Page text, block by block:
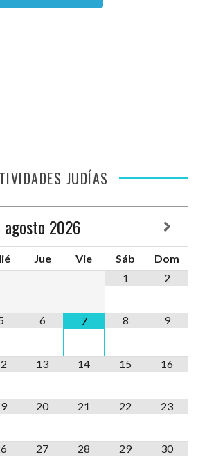
JUDÍAS
agosto 2026
Jue Vie Sáb
Dom
1
2
6 7 8 9
13 14 15 16
20 21 22 23
27 28 29 30